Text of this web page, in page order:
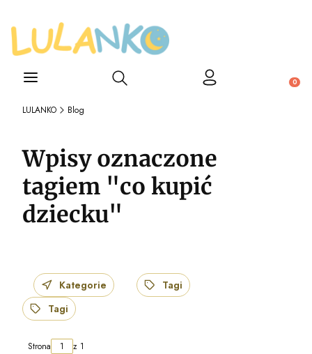
Otwórz wyszukiwarkę
LULANKO Blog
Wpisy oznaczone
tagiem "co kupić
dziecku"
Kategorie
Tagi
Tagi
Strona z 1